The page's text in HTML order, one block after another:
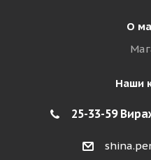
О
Наши
25-33-59